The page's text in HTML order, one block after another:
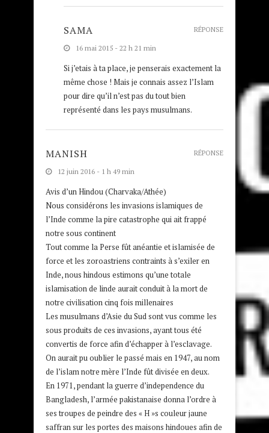
SAMA
16 mai 2015 - 22 h 21 min
Si j’etais à ta place, je penserais exactement la
même chose ! Mais je connais assez l’Islam
pour dire qu’il n’est pas du tout bien
représenté dans les pays musulmans.
RÉPONSE
MANISH
12 juin 2016 - 1 h 49 min
Avis d’un Hindou (Charvaka/Athée)
Nous considérons les invasions islamiques de
l’Inde comme la pire catastrophe qui ait frappé
notre sous continent
Tout comme la Perse fût anéantie et islamisée de
force et les zoroastriens contraints à s’exiler en
Inde, nous hindous estimons qu’une totale
islamisation de linde aurait conduit à la mort de
notre civilisation cinq fois millenaires
Les musulmans d’Asie du Sud sont vus comme les
sous produits de ces invasions, ayant tous été
convertis de force afin d’échapper à l’esclavage.
On aurait pu oublier le passé mais en 1947, au nom
de l’islam notre mère l’Inde fût divisée en deux.
En 1971, pendant la guerre d’independence du
Bangladesh, l’armée pakistanaise donna l’ordre à
ses troupes de peindre des « H »s couleur jaune
saffran sur les portes des maisons hindoues afin de
RÉPONSE